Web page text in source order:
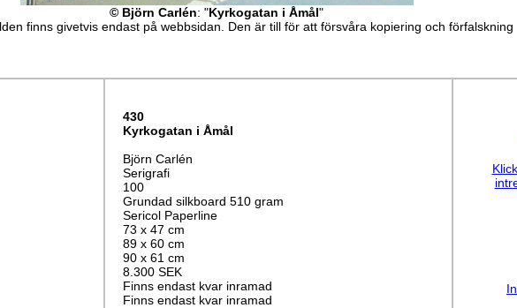
© Björn Carlén: "Kyrkogatan i Åmål"
finns givetvis endast på webbsidan. Den är till för att försvåra kopiering och förfalskning
430
Kyrkogatan i Åmål
Björn Carlén
Serigrafi
100
Grundad silkboard 510 gram
Sericol Paperline
73 x 47 cm
89 x 60 cm
90 x 61 cm
8.300 SEK
Finns endast kvar inramad
Finns endast kvar inramad